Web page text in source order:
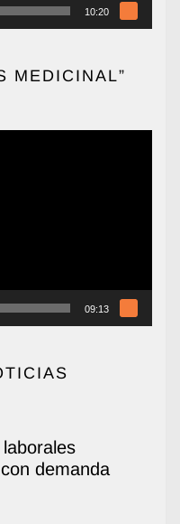
10:20
MEDICINAL”
09:13
demanda